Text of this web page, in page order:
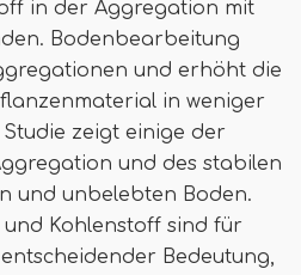
in der Aggregation mit
Bodenbearbeitung
und erhöht die
in weniger
zeigt einige der
und des stabilen
und unbelebten Boden.
Kohlenstoff sind für
Bedeutung,